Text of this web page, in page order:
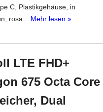
C, Plastikgehäuse, in
rosa... Mehr lesen »
LTE FHD+
675 Octa Core
Dual